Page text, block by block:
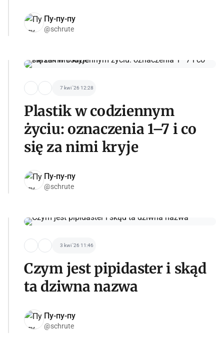
Пу-пу-пу
@schrute
7 kwi '26 12:28
Plastik w codziennym
życiu: oznaczenia 1–7 i co
się za nimi kryje
Пу-пу-пу
@schrute
3 kwi '26 11:46
Czym jest pipidaster i skąd
ta dziwna nazwa
Пу-пу-пу
@schrute